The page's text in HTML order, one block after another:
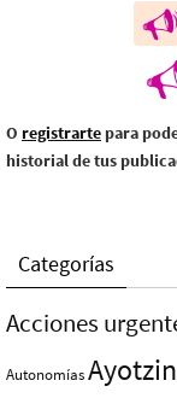
O registrarte para
historial de tus
Categorías
Acciones
Autonomías